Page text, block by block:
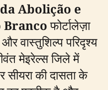
Abolição e
Brancoफोर्टालेज़ा
वास्तुशिल्प परिदृश्य
मेइरेल्स जिले में
की दासता के